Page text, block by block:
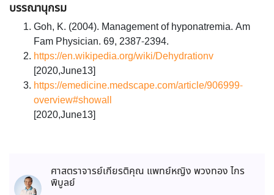
บรรณานุกรม
Goh, K. (2004). Management of hyponatremia. Am
Fam Physician. 69, 2387-2394.
https://en.wikipedia.org/wiki/Dehydrationv
[2020,June13]
https://emedicine.medscape.com/article/906999-
overview#showall
[2020,June13]
ศาสตราจารย์เกียรติคุณ แพทย์หญิง พวงทอง ไกร
พิบูลย์